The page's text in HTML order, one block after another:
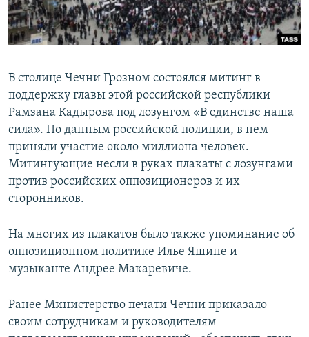
ПОБЕДИТЕЛЕЙ НЕ СУДЯТ?
КРЫМ.НЕПОКОРЕННЫЙ
УКРАИНСКАЯ ПРОБЛЕМА КРЫМА
ПРИСОЕДИНЯЙТЕСЬ!
Все сайты RFE/RL
В столице Чечни Грозном состоялся митинг в
поддержку главы этой российской республики
Рамзана Кадырова под лозунгом «В единстве наша
сила». По данным российской полиции, в нем
приняли участие около миллиона человек.
Митингующие несли в руках плакаты с лозунгами
против российских оппозиционеров и их
сторонников.
На многих из плакатов было также упоминание об
оппозиционном политике Илье Яшине и
музыканте Андрее Макаревиче.
Ранее Министерство печати Чечни приказало
своим сотрудникам и руководителям